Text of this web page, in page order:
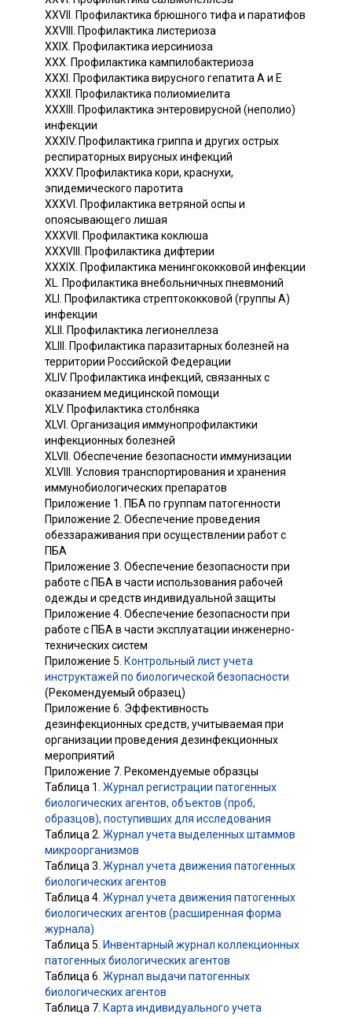
XXVII. Профилактика брюшного тифа и паратифов
XXVIII. Профилактика листериоза
XXIX. Профилактика иерсиниоза
XXX. Профилактика кампилобактериоза
XXXI. Профилактика вирусного гепатита A и E
XXXII. Профилактика полиомиелита
XXXIII. Профилактика энтеровирусной (неполио)
инфекции
XXXIV. Профилактика гриппа и других острых
респираторных вирусных инфекций
XXXV. Профилактика кори, краснухи,
эпидемического паротита
XXXVI. Профилактика ветряной оспы и
опоясывающего лишая
XXXVII. Профилактика коклюша
XXXVIII. Профилактика дифтерии
XXXIX. Профилактика менингококковой инфекции
XL. Профилактика внебольничных пневмоний
XLI. Профилактика стрептококковой (группы A)
инфекции
XLII. Профилактика легионеллеза
XLIII. Профилактика паразитарных болезней на
территории Российской Федерации
XLIV. Профилактика инфекций, связанных с
оказанием медицинской помощи
XLV. Профилактика столбняка
XLVI. Организация иммунопрофилактики
инфекционных болезней
XLVII. Обеспечение безопасности иммунизации
XLVIII. Условия транспортирования и хранения
иммунобиологических препаратов
Приложение 1. ПБА по группам патогенности
Приложение 2. Обеспечение проведения
обеззараживания при осуществлении работ с
ПБА
Приложение 3. Обеспечение безопасности при
работе с ПБА в части использования рабочей
одежды и средств индивидуальной защиты
Приложение 4. Обеспечение безопасности при
работе с ПБА в части эксплуатации инженерно-
технических систем
Приложение 5. Контрольный лист учета
инструктажей по биологической безопасности
(Рекомендуемый образец)
Приложение 6. Эффективность
дезинфекционных средств, учитываемая при
организации проведения дезинфекционных
мероприятий
Приложение 7. Рекомендуемые образцы
Таблица 1. Журнал регистрации патогенных
биологических агентов, объектов (проб,
образцов), поступивших для исследования
Таблица 2. Журнал учета выделенных штаммов
микроорганизмов
Таблица 3. Журнал учета движения патогенных
биологических агентов
Таблица 4. Журнал учета движения патогенных
биологических агентов (расширенная форма
журнала)
Таблица 5. Инвентарный журнал коллекционных
патогенных биологических агентов
Таблица 6. Журнал выдачи патогенных
биологических агентов
Таблица 7. Карта индивидуального учета